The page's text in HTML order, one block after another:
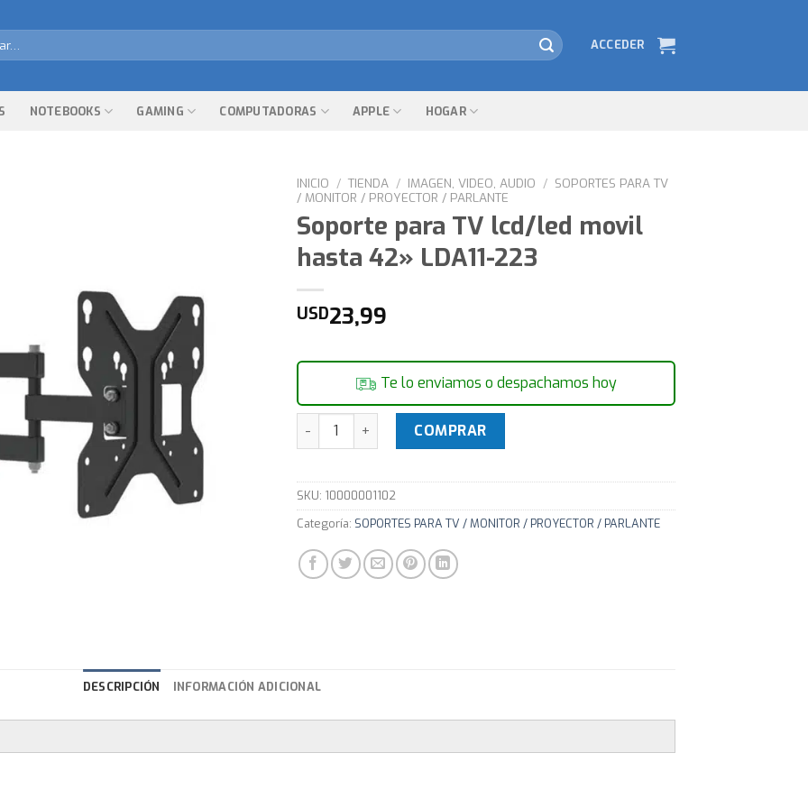
ACCEDER
NOTEBOOKS GAMING COMPUTADORAS APPLE HOGAR
INICIO / TIENDA / IMAGEN, VIDEO, AUDIO / SOPORTES PARA TV
/ MONITOR / PROYECTOR / PARLANTE
Soporte para TV lcd/led movil
hasta 42» LDA11-223
USD23,99
Te lo enviamos o despachamos hoy
Soporte para TV lcd/led movil hasta 42'' LDA11-223 cantidad
COMPRAR
SKU: 10000001102
Categoría: SOPORTES PARA TV / MONITOR / PROYECTOR / PARLANTE
DESCRIPCIÓN INFORMACIÓN ADICIONAL